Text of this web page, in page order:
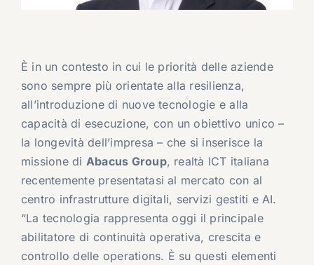
È in un contesto in cui le priorità delle aziende
sono sempre più orientate alla resilienza,
all’introduzione di nuove tecnologie e alla
capacità di esecuzione, con un obiettivo unico –
la longevità dell’impresa – che si inserisce la
missione di Abacus Group, realtà ICT italiana
recentemente presentatasi al mercato con al
centro infrastrutture digitali, servizi gestiti e AI.
“La tecnologia rappresenta oggi il principale
abilitatore di continuità operativa, crescita e
controllo delle operations. È su questi elementi